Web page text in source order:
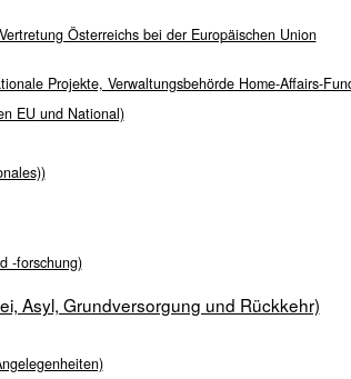
Österreichs bei der Europäischen Union
Projekte, Verwaltungsbehörde Home-Affairs-
EU und National)
-forschung)
Asyl, Grundversorgung und Rückkehr)